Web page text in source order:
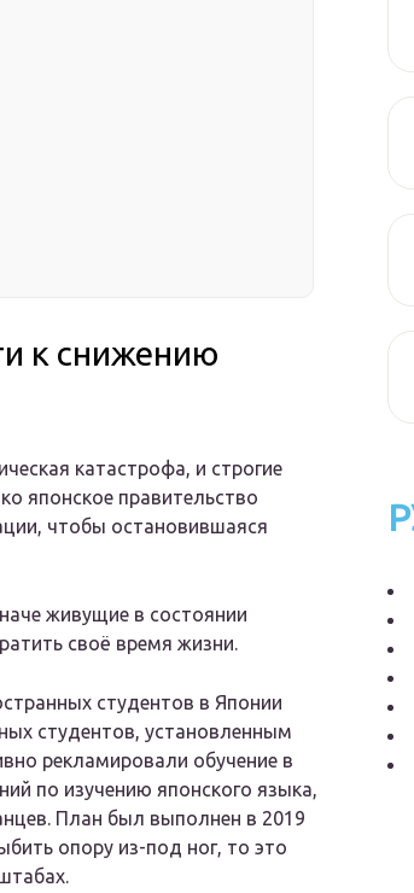
к снижению
катастрофа, и строгие
японское правительство
чтобы остановившаяся
живущие в состоянии
своё время жизни.
студентов в Японии
студентов, установленным
рекламировали обучение в
по изучению японского языка,
План был выполнен в 2019
опору из-под ног, то это